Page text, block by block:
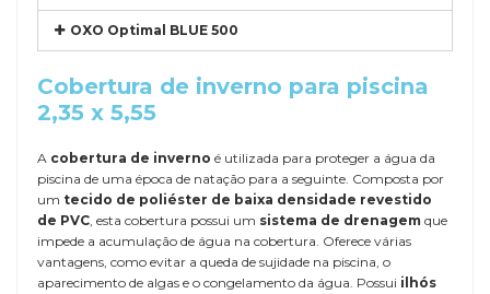
OXO Optimal BLUE 500
Cobertura de inverno para piscina
2,35 x 5,55
A cobertura de inverno é utilizada para proteger a água da
piscina de uma época de natação para a seguinte. Composta por
um tecido de poliéster de baixa densidade revestido
de PVC, esta cobertura possui um sistema de drenagem que
impede a acumulação de água na cobertura. Oferece várias
vantagens, como evitar a queda de sujidade na piscina, o
aparecimento de algas e o congelamento da água. Possui ilhós